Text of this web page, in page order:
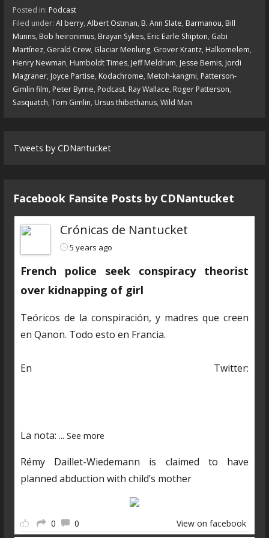
Posted in: Podcast
Filed under: Al berry, Albert Ostman, B. Ann Slate, Barmanou, Bill
Munns, Bob heironimus, Brayan Sykes, Eric Earle Shipton, Gabi
Martínez, Gerald Crew, Glaciar Menlung, Grover Krantz, Halkomelem,
Henry Newman, Humboldt Times, Jeff Meldrum, Jesse Bemis, Jordi
Magraner, Joyce Partise, Kodachrome, Metoh-kangmi, Patterson-
Gimlin film, Peter Byrne, Podcast, Ray Wallace, Roger Patterson,
Sasquatch, Tom Gimlin, Ursus thibethanus, Wild Man
Tweets by CDNantucket
Facebook Fansite Posts by ‎CDNantucket
Crónicas de Nantucket
5 years ago
French police seek conspiracy theorist
over kidnapping of girl
Teóricos de la conspiración, y madres que creen
en Qanon. Todo esto en Francia.
En Twitter:
La nota: ... See more
Rémy Daillet-Wiedemann is claimed to have
planned abduction with child’s mother
0 0 View on facebook